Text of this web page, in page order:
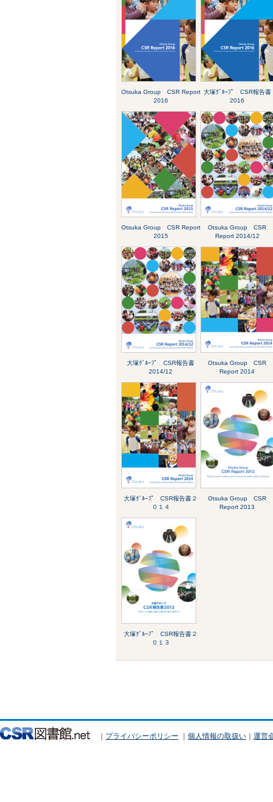
Otsuka Group CSR Report
2016
大塚ｸﾞﾙｰﾌﾟ CSR報告書
2016
Otsuka Group CSR Report
2015
Otsuka Group CSR
Report 2014/12
大塚ｸﾞﾙｰﾌﾟ CSR報告書
2014/12
Otsuka Group CSR
Report 2014
大塚ｸﾞﾙｰﾌﾟ CSR報告書２
０１４
Otsuka Group CSR
Report 2013
大塚ｸﾞﾙｰﾌﾟ CSR報告書２
０１３
｜ プライバシーポリシー ｜ 個人情報の取扱い ｜ 運営